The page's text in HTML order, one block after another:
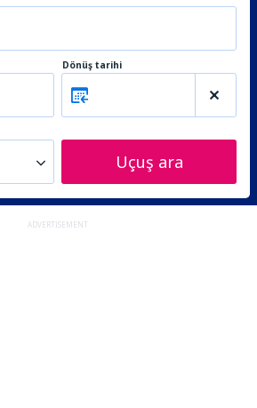
Dönüş tarihi
Uçuş ara
ADVERTISEMENT